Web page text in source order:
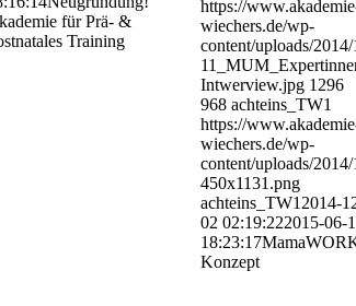
für Prä- &
Training
https://
wiechers.de/wp-
content/uploads/
Intwerview.jpg 1296
968 achteins_TW1
https://
wiechers.de/wp-
content/uploads/
450x1131.png
achteins_TW1 2014-
02 02:19:222015-06-
18:23:17
Konzept